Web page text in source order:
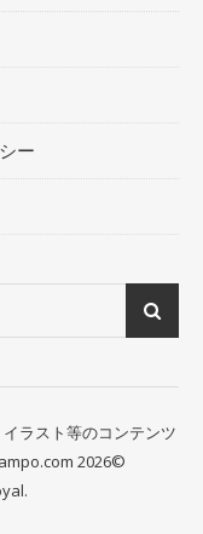
ー
ラスト等のコンテンツ
2026©
.